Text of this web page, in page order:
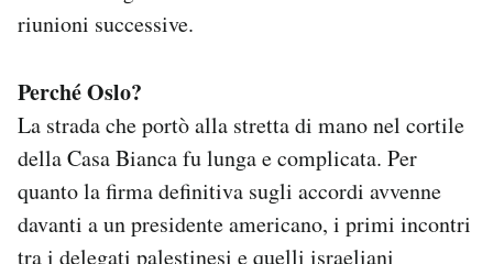
riunioni successive.
Perché Oslo?
La strada che portò alla stretta di mano nel cortile
della Casa Bianca fu lunga e complicata. Per
quanto la firma definitiva sugli accordi avvenne
davanti a un presidente americano, i primi incontri
tra i delegati palestinesi e quelli israeliani